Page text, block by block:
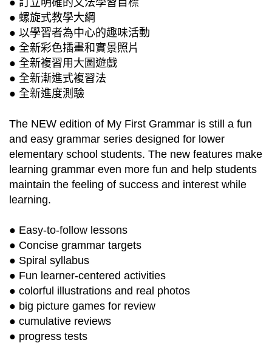
● 訂立明確的文法學習目標
● 螺旋式教學大綱
● 以學習者為中心的趣味活動
● 全新彩色插畫和實景照片
● 全新複習用大圖遊戲
● 全新漸進式複習法
● 全新進度測驗
The NEW edition of My First Grammar is still a fun
and easy grammar series designed for lower
elementary school students. The new features make
learning grammar even more fun and help students
maintain the feeling of success and interest while
learning.
● Easy-to-follow lessons
● Concise grammar targets
● Spiral syllabus
● Fun learner-centered activities
● colorful illustrations and real photos
● big picture games for review
● cumulative reviews
● progress tests